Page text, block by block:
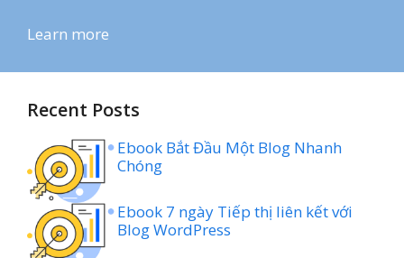
Learn more
Recent Posts
Ebook Bắt Đầu Một Blog Nhanh
Chóng
Ebook 7 ngày Tiếp thị liên kết với
Blog WordPress